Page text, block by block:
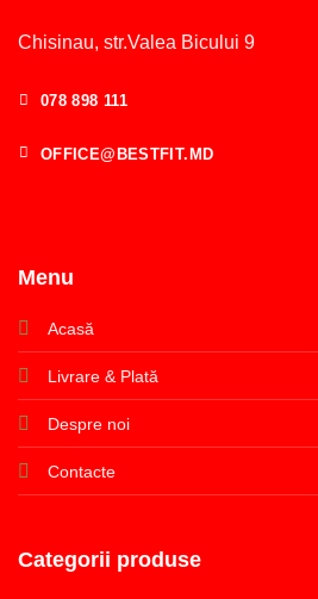
Chisinau, str.Valea Bicului 9
078 898 111
OFFICE@BESTFIT.MD
Menu
Acasă
Livrare & Plată
Despre noi
Contacte
Categorii produse